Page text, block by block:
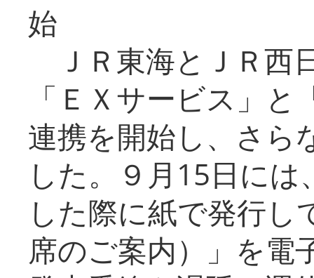
始
ＪＲ東海とＪＲ西
「ＥＸサービス」
連携を開始し、さら
した。９月15日に
した際に紙で発行し
席のご案内）」を電